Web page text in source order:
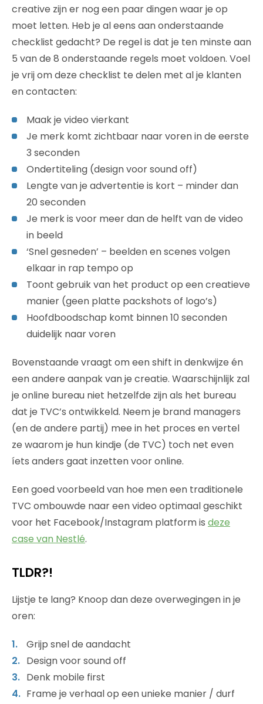
creative zijn er nog een paar dingen waar je op
moet letten. Heb je al eens aan onderstaande
checklist gedacht? De regel is dat je ten minste aan
5 van de 8 onderstaande regels moet voldoen. Voel
je vrij om deze checklist te delen met al je klanten
en contacten:
Maak je video vierkant
Je merk komt zichtbaar naar voren in de eerste
3 seconden
Ondertiteling (design voor sound off)
Lengte van je advertentie is kort – minder dan
20 seconden
Je merk is voor meer dan de helft van de video
in beeld
‘Snel gesneden’ – beelden en scenes volgen
elkaar in rap tempo op
Toont gebruik van het product op een creatieve
manier (geen platte packshots of logo’s)
Hoofdboodschap komt binnen 10 seconden
duidelijk naar voren
Bovenstaande vraagt om een shift in denkwijze én
een andere aanpak van je creatie. Waarschijnlijk zal
je online bureau niet hetzelfde zijn als het bureau
dat je TVC’s ontwikkeld. Neem je brand managers
(en de andere partij) mee in het proces en vertel
ze waarom je hun kindje (de TVC) toch net even
íets anders gaat inzetten voor online.
Een goed voorbeeld van hoe men een traditionele
TVC ombouwde naar een video optimaal geschikt
voor het Facebook/Instagram platform is deze
case van Nestlé.
TLDR?!
Lijstje te lang? Knoop dan deze overwegingen in je
oren:
Grijp snel de aandacht
Design voor sound off
Denk mobile first
Frame je verhaal op een unieke manier / durf